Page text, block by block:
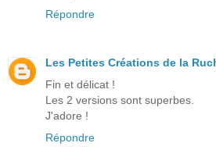
Répondre
Les Petites Créations de la
Fin et délicat !
Les 2 versions sont superbes.
J'adore !
Répondre